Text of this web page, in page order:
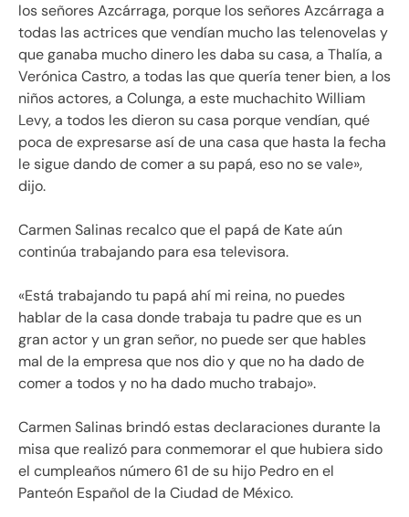
los señores Azcárraga, porque los señores Azcárraga a
todas las actrices que vendían mucho las telenovelas y
que ganaba mucho dinero les daba su casa, a Thalía, a
Verónica Castro, a todas las que quería tener bien, a los
niños actores, a Colunga, a este muchachito William
Levy, a todos les dieron su casa porque vendían, qué
poca de expresarse así de una casa que hasta la fecha
le sigue dando de comer a su papá, eso no se vale»,
dijo.
Carmen Salinas recalco que el papá de Kate aún
continúa trabajando para esa televisora.
«Está trabajando tu papá ahí mi reina, no puedes
hablar de la casa donde trabaja tu padre que es un
gran actor y un gran señor, no puede ser que hables
mal de la empresa que nos dio y que no ha dado de
comer a todos y no ha dado mucho trabajo».
Carmen Salinas brindó estas declaraciones durante la
misa que realizó para conmemorar el que hubiera sido
el cumpleaños número 61 de su hijo Pedro en el
Panteón Español de la Ciudad de México.